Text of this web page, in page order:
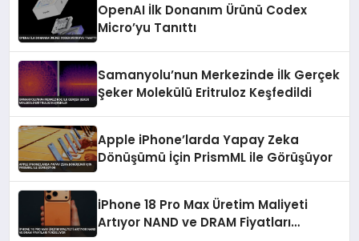
OpenAI İlk Donanım Ürünü Codex
Micro’yu Tanıttı
Samanyolu’nun Merkezinde İlk Gerçek
Şeker Molekülü Eritruloz Keşfedildi
Apple iPhone’larda Yapay Zeka
Dönüşümü İçin PrismML ile Görüşüyor
iPhone 18 Pro Max Üretim Maliyeti
Artıyor NAND ve DRAM Fiyatları